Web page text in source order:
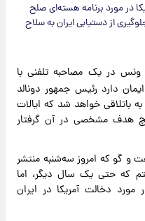
در مورد برنامه هسته‌ای صلح
از دستیابی ایران به سلاح
ونس در یک مصاحبه تلفنی با
دارد رئیس جمهور دونالد
باتلاقی خواهد شد که ایالات
هدف مشخصی در آن گرفتار
و گو که امروز سه‌شنبه منتشر
که حتی یک سال دیگر، اما
دخالت آمریکا در ایران